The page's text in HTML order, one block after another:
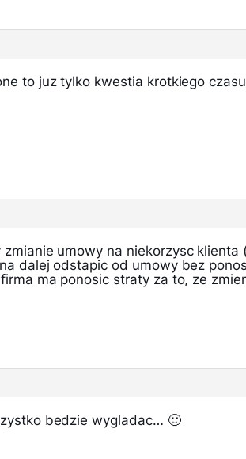
to juz tylko kwestia krotkiego czasu
umowy na niekorzysc klienta
dalej odstapic od umowy bez
ma ponosic straty za to, ze
bedzie wygladac… 🙂